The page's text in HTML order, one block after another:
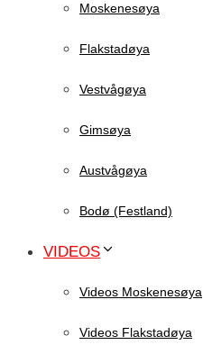
Moskenesøya
Flakstadøya
Vestvågøya
Gimsøya
Austvågøya
Bodø (Festland)
VIDEOS
Videos Moskenesøya
Videos Flakstadøya